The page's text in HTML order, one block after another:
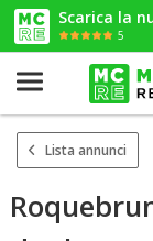
Scarica la
5
Lista annunci